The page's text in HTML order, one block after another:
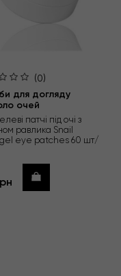
(0)
для догляду
очей
патчі під очі з
равлика Snail
eye patches 60 шт/
Купити